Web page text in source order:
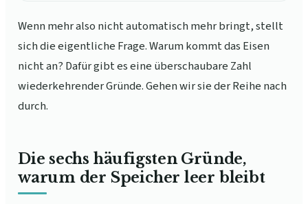
Wenn mehr also nicht automatisch mehr bringt, stellt
sich die eigentliche Frage. Warum kommt das Eisen
nicht an? Dafür gibt es eine überschaubare Zahl
wiederkehrender Gründe. Gehen wir sie der Reihe nach
durch.
Die sechs häufigsten Gründe,
warum der Speicher leer bleibt